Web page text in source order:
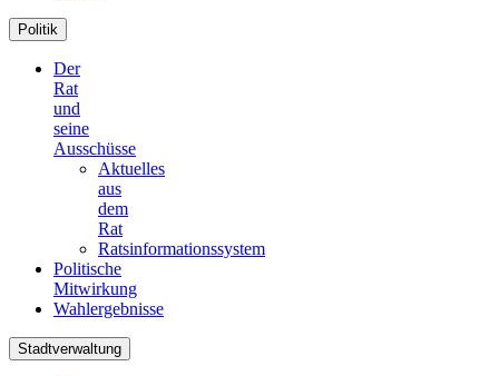
Politik
Der
Rat
und
seine
Ausschüsse
Aktuelles
aus
dem
Rat
Ratsinformationssystem
Politische
Mitwirkung
Wahlergebnisse
Stadtverwaltung